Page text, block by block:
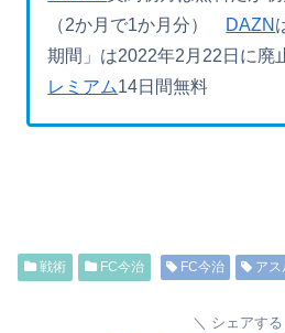
（2か月で1か月分） DAZN
期間」は2022年2月22日に
レミアム14日間無料
戦術 FC今治 FC今治 ア
シェアする